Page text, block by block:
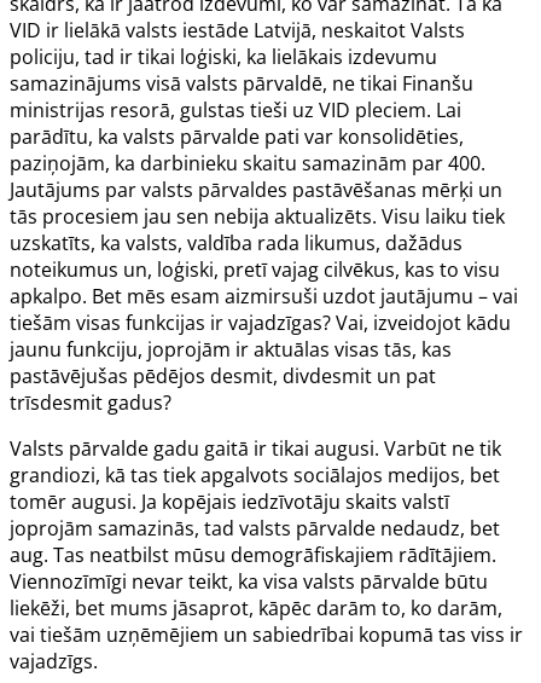
VID ir lielākā valsts iestāde Latvijā, neskaitot Valsts
policiju, tad ir tikai loģiski, ka lielākais izdevumu
samazinājums visā valsts pārvaldē, ne tikai Finanšu
ministrijas resorā, gulstas tieši uz VID pleciem. Lai
parādītu, ka valsts pārvalde pati var konsolidēties,
paziņojām, ka darbinieku skaitu samazinām par 400.
Jautājums par valsts pārvaldes pastāvēšanas mērķi un
tās procesiem jau sen nebija aktualizēts. Visu laiku tiek
uzskatīts, ka valsts, valdība rada likumus, dažādus
noteikumus un, loģiski, pretī vajag cilvēkus, kas to visu
apkalpo. Bet mēs esam aizmirsuši uzdot jautājumu – vai
tiešām visas funkcijas ir vajadzīgas? Vai, izveidojot kādu
jaunu funkciju, joprojām ir aktuālas visas tās, kas
pastāvējušas pēdējos desmit, divdesmit un pat
trīsdesmit gadus?
Valsts pārvalde gadu gaitā ir tikai augusi. Varbūt ne tik
grandiozi, kā tas tiek apgalvots sociālajos medijos, bet
tomēr augusi. Ja kopējais iedzīvotāju skaits valstī
joprojām samazinās, tad valsts pārvalde nedaudz, bet
aug. Tas neatbilst mūsu demogrāfiskajiem rādītājiem.
Viennozīmīgi nevar teikt, ka visa valsts pārvalde būtu
liekēži, bet mums jāsaprot, kāpēc darām to, ko darām,
vai tiešām uzņēmējiem un sabiedrībai kopumā tas viss ir
vajadzīgs.